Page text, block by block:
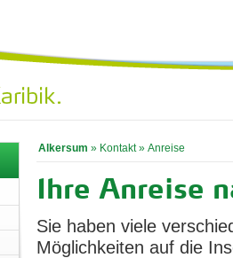
Alkersum » Kontakt» Anreise
Ihre Anreise
Sie haben viele
Möglichkeiten auf die